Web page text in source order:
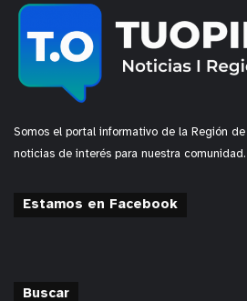
Somos el portal informativo de la Región
noticias de interés para nuestra comunidad.
Estamos en Facebook
Buscar